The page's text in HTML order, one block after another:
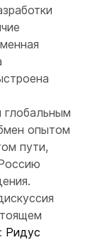
глобальным
опытом
пути,
Ридус